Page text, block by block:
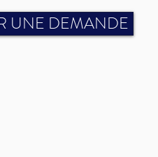
UNE DEMANDE